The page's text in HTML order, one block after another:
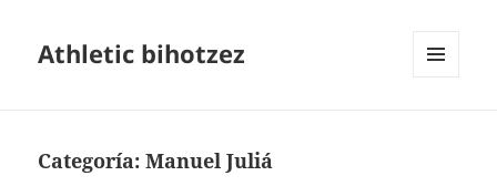
Athletic bihotzez
Categoría:Manuel Juliá